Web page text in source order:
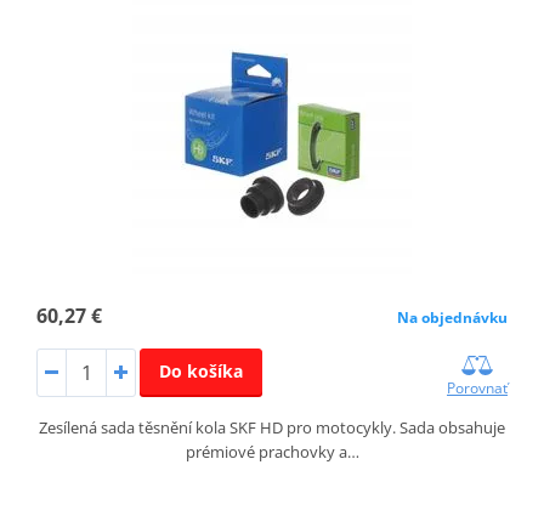
60,27 € Na objednávku
Do košíka
Porovnať
Zesílená sada těsnění kola SKF HD pro motocykly. Sada obsahuje
prémiové prachovky a…